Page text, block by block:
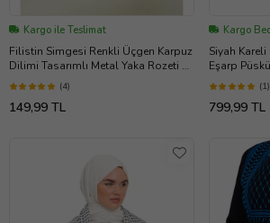
Kargo ile Teslimat
Filistin Simgesi Renkli Üçgen Karpuz
Dilimi Tasarımlı Metal Yaka Rozeti 1
Adet A300007
(4)
149,99 TL
Kargo
Siyah
Eşarp
S300001
(1)
799,99 TL